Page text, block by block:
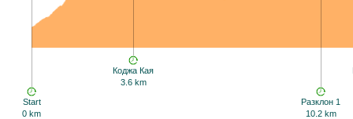
Start
0 km
Коджа Кая
3.6 km
Разклон 1
10.2 km